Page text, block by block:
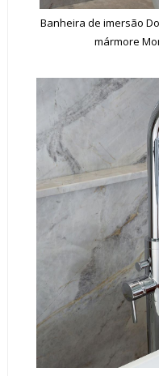
Banheira de imersão
mármore